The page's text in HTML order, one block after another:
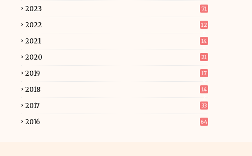
2023 71
2022
12
2021
14
2020 21
2019
17
2018
14
2017 33
2016 64